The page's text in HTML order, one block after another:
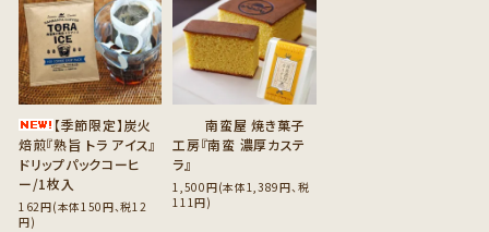
【季節限定】炭火
焙煎『熟旨 トラ アイス』
ドリップパックコーヒ
ー/1枚入
162円(本体150円、税12
円)
南蛮屋 焼き菓子
工房『南蛮 濃厚カステ
ラ』
1,500円(本体1,389円、税
111円)